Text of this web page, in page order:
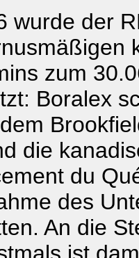
wurde der
zum
Boralex
die
du
des
An die